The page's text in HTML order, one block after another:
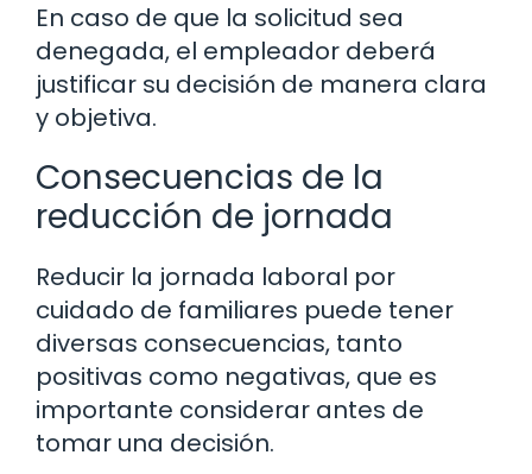
En caso de que la solicitud sea
denegada, el empleador deberá
justificar su decisión de manera clara
y objetiva.
Consecuencias de la
reducción de jornada
Reducir la jornada laboral por
cuidado de familiares puede tener
diversas consecuencias, tanto
positivas como negativas, que es
importante considerar antes de
tomar una decisión.